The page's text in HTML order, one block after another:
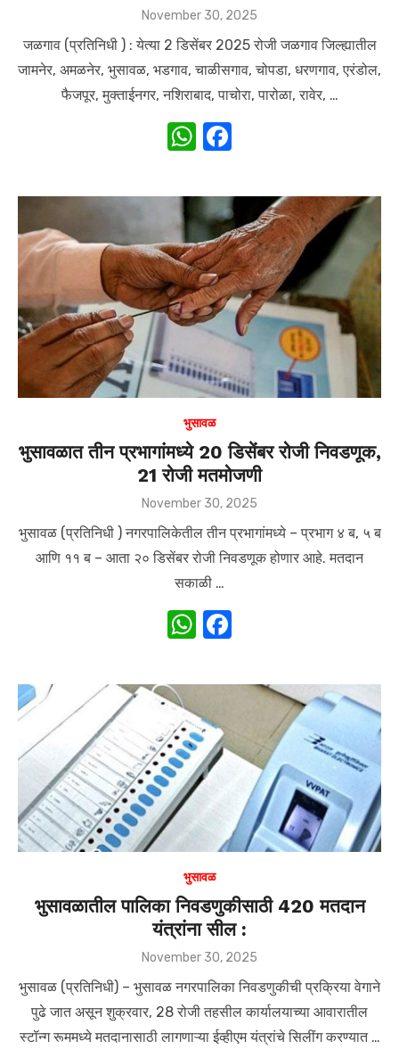
Posted
November 30, 2025
जळगाव (प्रतिनिधी ) : येत्या 2 डिसेंबर 2025 रोजी जळगाव जिल्ह्यातील
जामनेर, अमळनेर, भुसावळ, भडगाव, चाळीसगाव, चोपडा, धरणगाव, एरंडोल,
फैजपूर, मुक्ताईनगर, नशिराबाद, पाचोरा, पारोळा, रावेर, …
W
at
s
A
p
p
c
e
b
o
o
k
भुसावळ
भुसावळात तीन प्रभागांमध्ये 20 डिसेंबर रोजी निवडणूक,
21 रोजी मतमोजणी
Posted
November 30, 2025
भुसावळ (प्रतिनिधी ) नगरपालिकेतील तीन प्रभागांमध्ये – प्रभाग ४ ब, ५ ब
आणि ११ ब – आता २० डिसेंबर रोजी निवडणूक होणार आहे. मतदान
सकाळी …
W
at
s
A
p
p
c
o
o
k
भुसावळ
भुसावळातील पालिका निवडणुकीसाठी 420 मतदान
यंत्रांना सील :
Posted
November 30, 2025
भुसावळ (प्रतिनिधी) – भुसावळ नगरपालिका निवडणुकीची प्रक्रिया वेगाने
पुढे जात असून शुक्रवार, 28 रोजी तहसील कार्यालयाच्या आवारातील
स्टॉन्ग रूममध्ये मतदानासाठी लागणाऱ्या ईव्हीएम यंत्रांचे सिलींग करण्यात …